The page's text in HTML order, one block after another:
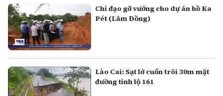
Chỉ đạo gỡ vướng cho dự án hồ Ka
Pét (Lâm Đồng)
Lào Cai: Sạt lở cuốn trôi 30m mặt
đường tỉnh lộ 161